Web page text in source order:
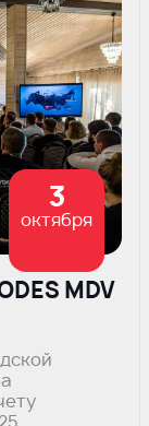
3
октября
MDV